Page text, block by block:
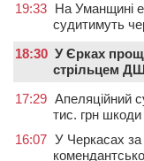
19:33 На Уманщині
судитимуть
18:30 У Єрках
стрільцем
17:29 Апеляційний
тис. грн
16:07 У Черкасах за